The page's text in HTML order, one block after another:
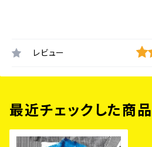
レビュー
最近チェックした商品